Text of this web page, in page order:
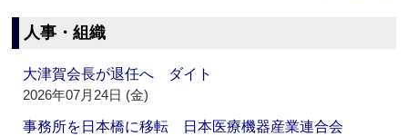
人事・組織
大津賀会長が退任へ ダイト
2026年07月24日 (金)
事務所を日本橋に移転 日本医療機器産業連合会